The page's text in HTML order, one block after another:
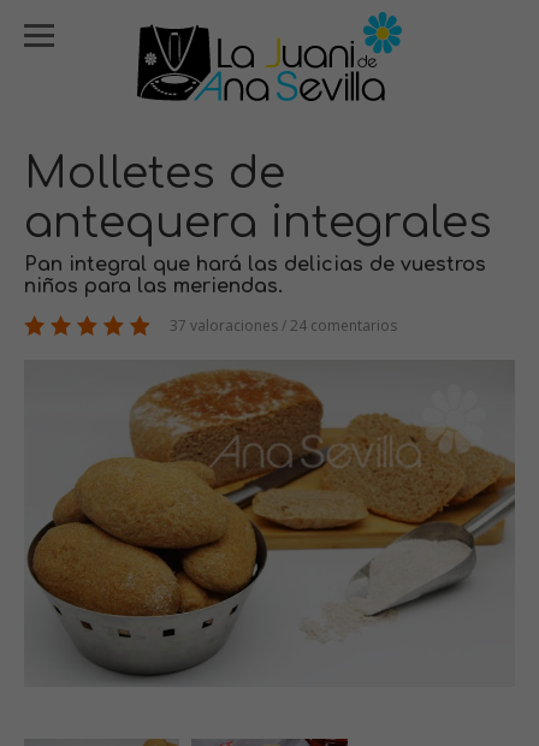
Molletes de
antequera integrales
Pan integral que hará las delicias de vuestros
niños para las meriendas.
37 valoraciones / 24 comentarios